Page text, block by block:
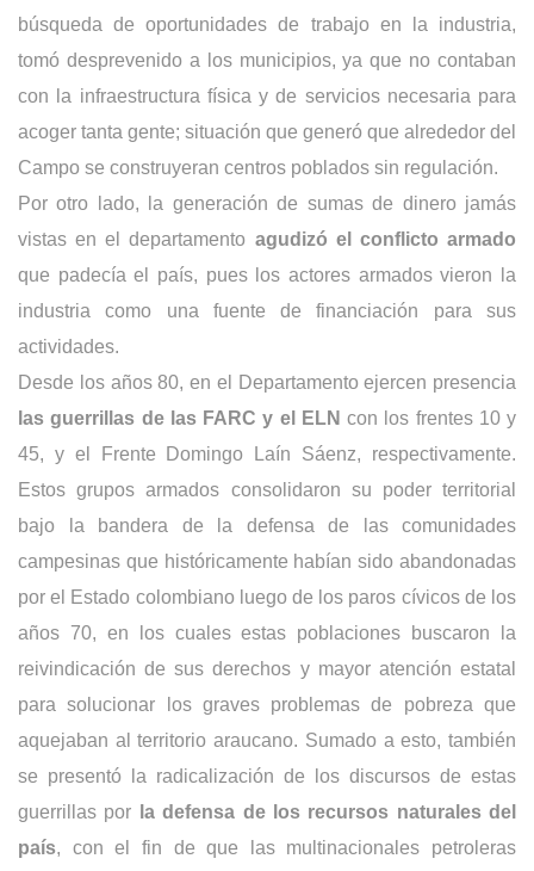
búsqueda de oportunidades de trabajo en la industria,
tomó desprevenido a los municipios, ya que no contaban
con la infraestructura física y de servicios necesaria para
acoger tanta gente; situación que generó que alrededor del
Campo se construyeran centros poblados sin regulación.
Por otro lado, la generación de sumas de dinero jamás
vistas en el departamento agudizó el conflicto armado
que padecía el país, pues los actores armados vieron la
industria como una fuente de financiación para sus
actividades.
Desde los años 80, en el Departamento ejercen presencia
las guerrillas de las FARC y el ELN con los frentes 10 y
45, y el Frente Domingo Laín Sáenz, respectivamente.
Estos grupos armados consolidaron su poder territorial
bajo la bandera de la defensa de las comunidades
campesinas que históricamente habían sido abandonadas
por el Estado colombiano luego de los paros cívicos de los
años 70, en los cuales estas poblaciones buscaron la
reivindicación de sus derechos y mayor atención estatal
para solucionar los graves problemas de pobreza que
aquejaban al territorio araucano. Sumado a esto, también
se presentó la radicalización de los discursos de estas
guerrillas por
la defensa de los recursos naturales del
país, con el fin de que las multinacionales petroleras